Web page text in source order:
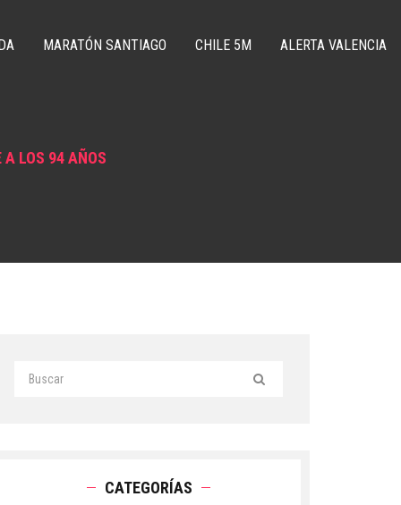
MARATÓN SANTIAGO CHILE 5M ALERTA VALENCIA
A LOS 94 AÑOS
CATEGORÍAS